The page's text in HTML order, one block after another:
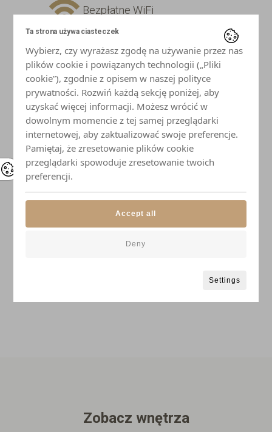
Bezpłatne WiFi
Lodówka
Płyta indukcyjna
Mikrofalówka
Czajnik
Naczynia i przybory kuchenne
Zobacz wnętrza
Ta strona używa ciasteczek
Wybierz, czy wyrażasz zgodę na używanie przez nas
plików cookie i powiązanych technologii („Pliki
cookie”), zgodnie z opisem w naszej polityce
prywatności. Rozwiń każdą sekcję poniżej, aby
uzyskać więcej informacji. Możesz wrócić w
dowolnym momencie z tej samej przeglądarki
internetowej, aby zaktualizować swoje preferencje.
Pamiętaj, że zresetowanie plików cookie
przeglądarki spowoduje zresetowanie twoich
preferencji.
Settings
Deny
Accept all